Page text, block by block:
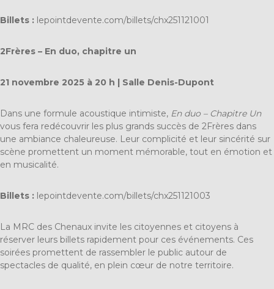
Billets : lepointdevente.com/billets/chx251121001
2Frères – En duo, chapitre un
21 novembre 2025 à 20 h | Salle Denis-Dupont
Dans une formule acoustique intimiste, En duo – Chapitre Un
vous fera redécouvrir les plus grands succès de 2Frères dans
une ambiance chaleureuse. Leur complicité et leur sincérité sur
scène promettent un moment mémorable, tout en émotion et
en musicalité.
Billets : lepointdevente.com/billets/chx251121003
La MRC des Chenaux invite les citoyennes et citoyens à
réserver leurs billets rapidement pour ces événements. Ces
soirées promettent de rassembler le public autour de
spectacles de qualité, en plein cœur de notre territoire.